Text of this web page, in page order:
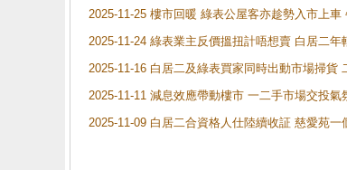
2025-11-25 樓市回暖 綠表公屋客亦趁勢入市上
2025-11-24 綠表業主反價搵扭計唔想賣 白居二
2025-11-16 白居二及綠表買家同時出動市場掃
2025-11-11 減息效應帶動樓市 一二手市場交投
2025-11-09 白居二合資格人仕陸續收証 慈愛苑